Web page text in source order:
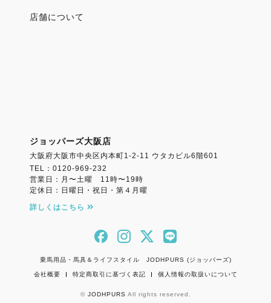
店舗について
ジョッパーズ大阪店
大阪府大阪市中央区内本町1-2-11 ウタカビル6階601
TEL：0120-969-232
営業日：月〜土曜 11時〜19時
定休日：日曜日・祝日・第４月曜
詳しくはこちら
乗馬用品・馬具＆ライフスタイル JODHPURS (ジョッパーズ)
会社概要 特定商取引に基づく表記 個人情報の取扱いについて
© JODHPURS All rights reserved.